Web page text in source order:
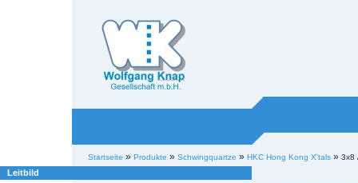
Sektionen
Benutzerspezifische
Werkzeuge
Startseite » Produkte » Schwingquartze » HKC Hong Kong X'tals » 3x8
Leitbild